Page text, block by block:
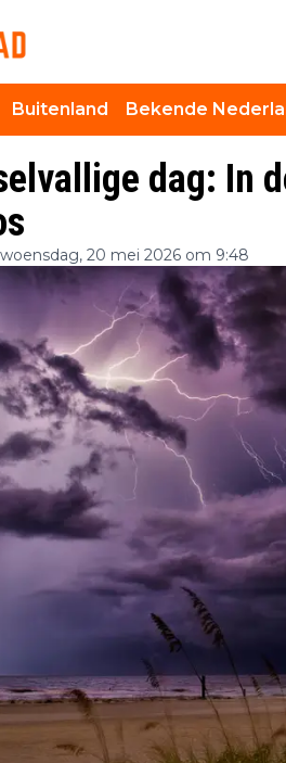
Buitenland Bekende
dag: In
woensdag, 20 mei 2026 om 9:48